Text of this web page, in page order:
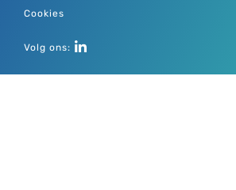
Cookies
Volg ons: